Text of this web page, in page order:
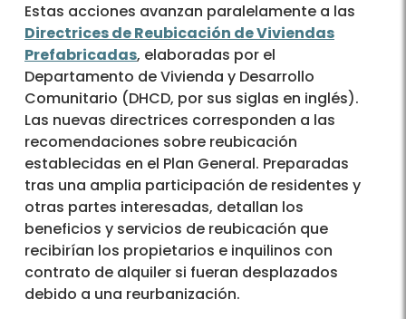
Estas acciones avanzan paralelamente a las
Directrices de Reubicación de Viviendas
Prefabricadas, elaboradas por el
Departamento de Vivienda y Desarrollo
Comunitario (DHCD, por sus siglas en inglés).
Las nuevas directrices corresponden a las
recomendaciones sobre reubicación
establecidas en el Plan General. Preparadas
tras una amplia participación de residentes y
otras partes interesadas, detallan los
beneficios y servicios de reubicación que
recibirían los propietarios e inquilinos con
contrato de alquiler si fueran desplazados
debido a una reurbanización.